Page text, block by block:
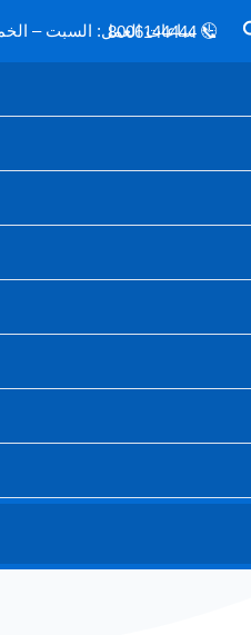
🕒 ساعات العمل: السبت – الخميس 8:30 ص – 12:00 م ومن 4:00م - 9:00م 🚑 الطوارئ: 24 ساعة 📞 8006144444